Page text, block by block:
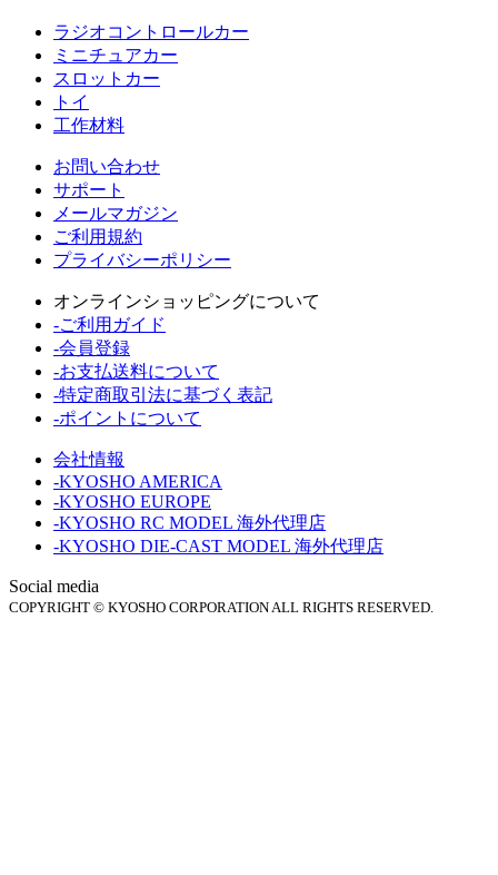
ラジオコントロールカー
ミニチュアカー
スロットカー
トイ
工作材料
お問い合わせ
サポート
メールマガジン
ご利用規約
プライバシーポリシー
オンラインショッピングについて
-ご利用ガイド
-会員登録
-お支払送料について
-特定商取引法に基づく表記
-ポイントについて
会社情報
-KYOSHO AMERICA
-KYOSHO EUROPE
-KYOSHO RC MODEL 海外代理店
-KYOSHO DIE-CAST MODEL 海外代理店
Social media
COPYRIGHT © KYOSHO CORPORATION ALL RIGHTS RESERVED.